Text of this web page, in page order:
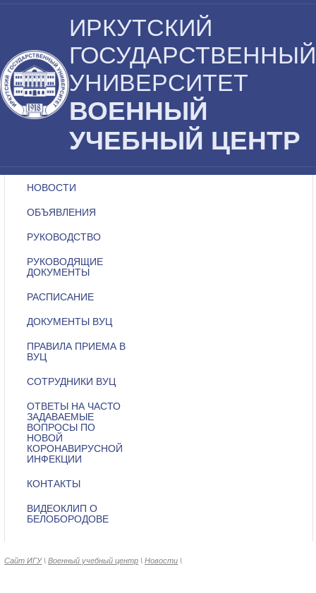
ИРКУТСКИЙ
ГОСУДАРСТВЕННЫЙ
УНИВЕРСИТЕТ
ВОЕННЫЙ
УЧЕБНЫЙ ЦЕНТР
НОВОСТИ
ОБЪЯВЛЕНИЯ
РУКОВОДСТВО
РУКОВОДЯЩИЕ
ДОКУМЕНТЫ
РАСПИСАНИЕ
ДОКУМЕНТЫ ВУЦ
ПРАВИЛА ПРИЕМА В
ВУЦ
СОТРУДНИКИ ВУЦ
ОТВЕТЫ НА ЧАСТО
ЗАДАВАЕМЫЕ
ВОПРОСЫ ПО
НОВОЙ
КОРОНАВИРУСНОЙ
ИНФЕКЦИИ
КОНТАКТЫ
ВИДЕОКЛИП О
БЕЛОБОРОДОВЕ
Сайт ИГУ\Военный учебный центр \Новости \